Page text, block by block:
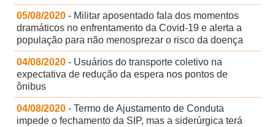
05/08/2020 - Militar aposentado fala dos momentos
dramáticos no enfrentamento da Covid-19 e alerta a
população para não menosprezar o risco da doença
04/08/2020 - Usuários do transporte coletivo na
expectativa de redução da espera nos pontos de
ônibus
04/08/2020 - Termo de Ajustamento de Conduta
impede o fechamento da SIP, mas a siderúrgica terá